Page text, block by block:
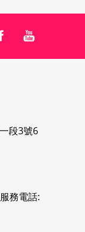
段3號6
務電話: